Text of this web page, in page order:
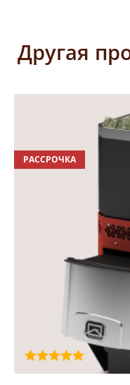
Другая
РАССРОЧКА